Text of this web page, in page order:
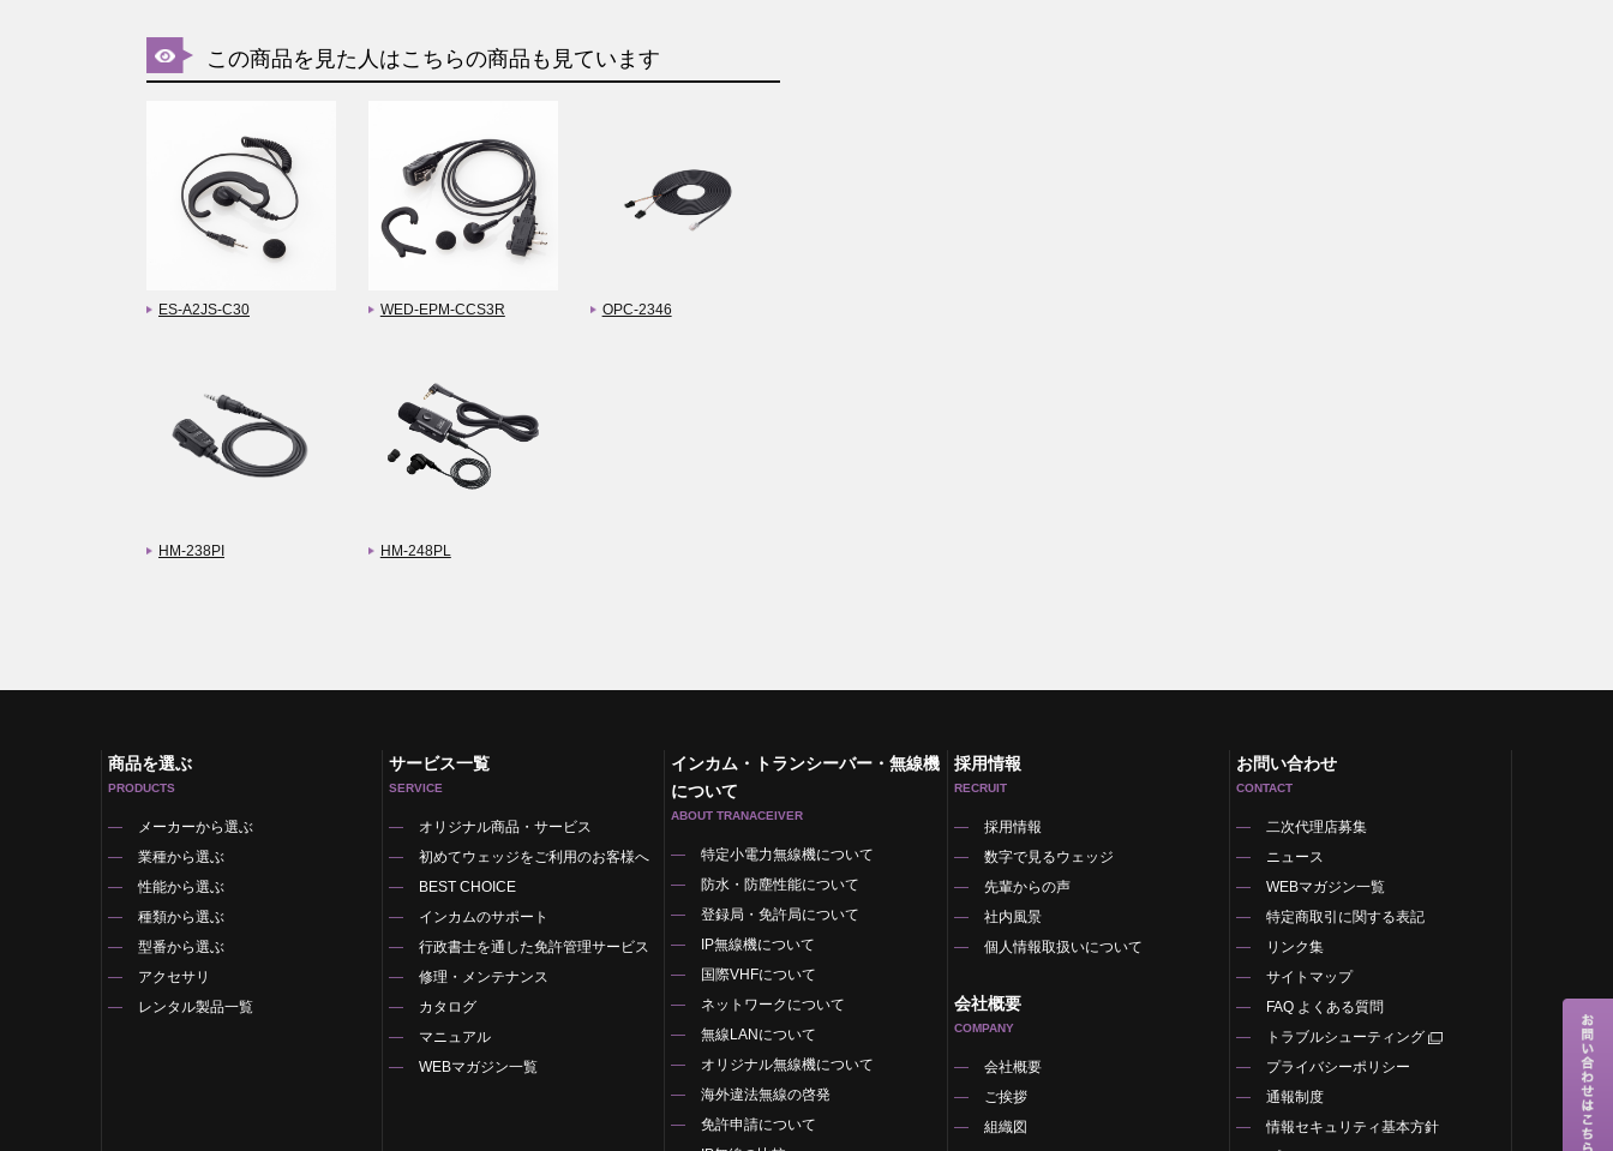
この商品を見た人はこちらの商品も見ています
ES-A2JS-C30 WED-EPM-CCS3R OPC-2346
HM-238PI HM-248PL
商品を選ぶ
PRODUCTS
メーカーから選ぶ
業種から選ぶ
性能から選ぶ
種類から選ぶ
型番から選ぶ
アクセサリ
レンタル製品一覧
サービス一覧
SERVICE
オリジナル商品・サービス
初めてウェッジをご利用のお客様へ
BEST CHOICE
インカムのサポート
行政書士を通した免許管理サービス
修理・メンテナンス
カタログ
マニュアル
WEBマガジン一覧
インカム・トランシーバー・無線機
について
ABOUT TRANACEIVER
特定小電力無線機について
防水・防塵性能について
登録局・免許局について
IP無線機について
国際VHFについて
ネットワークについて
無線LANについて
オリジナル無線機について
海外違法無線の啓発
免許申請について
採用情報
RECRUIT
採用情報
数字で見るウェッジ
先輩からの声
社内風景
個人情報取扱いについて
会社概要
COMPANY
会社概要
ご挨拶
組織図
お問い合わせ
CONTACT
二次代理店募集
ニュース
WEBマガジン一覧
特定商取引に関する表記
リンク集
サイトマップ
FAQ よくある質問
トラブルシューティング
プライバシーポリシー
通報制度
情報セキュリティ基本方針